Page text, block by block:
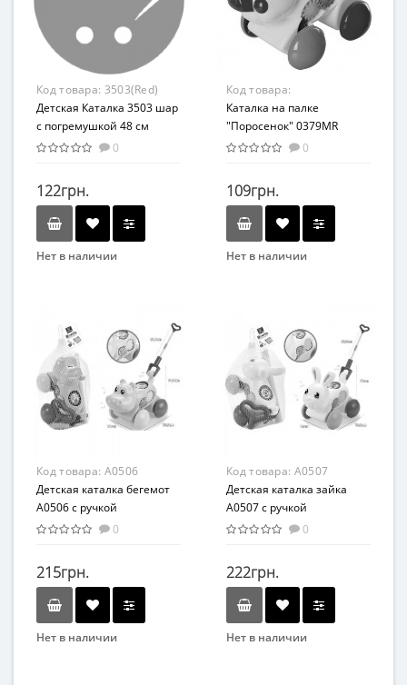
Материал
Пластик
От 3-х лет
Возрастная группа
Комбинированный
Код товара: 3503(Red)
Детская Каталка 3503 шар
с погремушкой 48 см
(Красный)
0
122грн.
Нет в наличии
Каталка
Возраст
От 12 мес
Возрастная группа
От 1 года
Комбинированный
Код товара:
0379MR(Yellow)
Каталка на палке
"Поросенок" 0379MR
(Желтый)
0
109грн.
Нет в наличии
Развивающая игрушка
Возраст
От 3-х лет
Возрастная группа
От 3 лет
Комбинированный
Код товара: A0506
Детская каталка бегемот
A0506 с ручкой
0
215грн.
Нет в наличии
Код товара: A0507
Детская каталка зайка
A0507 с ручкой
0
222грн.
Нет в наличии